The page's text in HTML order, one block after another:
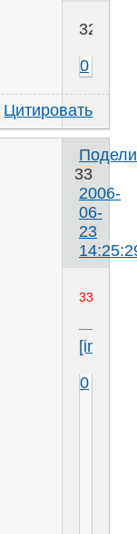
32
0
Цитировать
33
2006-
06-
23
33
0